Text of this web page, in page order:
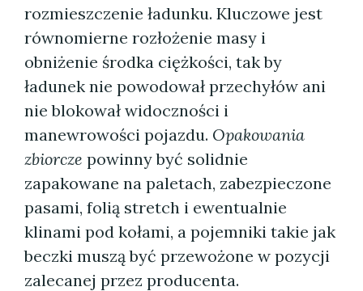
rozmieszczenie ładunku. Kluczowe jest
równomierne rozłożenie masy i
obniżenie środka ciężkości, tak by
ładunek nie powodował przechyłów ani
nie blokował widoczności i
manewrowości pojazdu. Opakowania
zbiorcze powinny być solidnie
zapakowane na paletach, zabezpieczone
pasami, folią stretch i ewentualnie
klinami pod kołami, a pojemniki takie jak
beczki muszą być przewożone w pozycji
zalecanej przez producenta.